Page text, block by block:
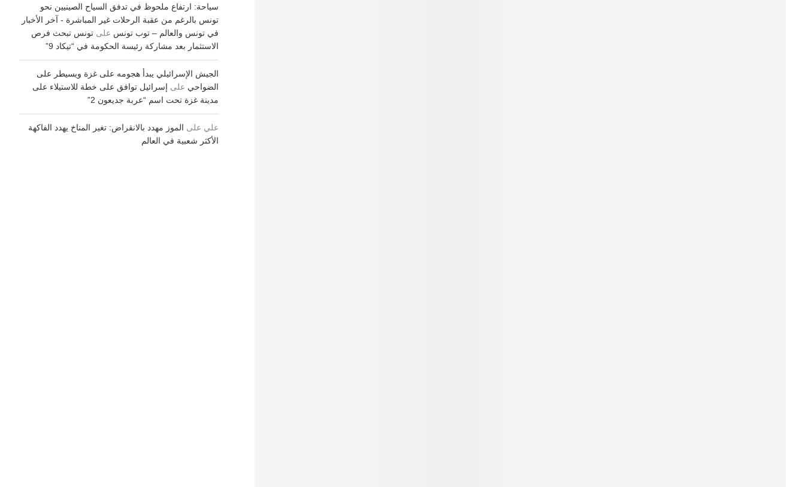
سياحة: ارتفاع ملحوظ في تدفق السياح الصينيين نحو
تونس بالرغم من عقبة الرحلات غير المباشرة - آخر الأخبار
في تونس والعالم – توب تونس علىتونس تبحث فرص
الاستثمار بعد مشاركة رئيسة الحكومة في “تيكاد 9”
الجيش الإسرائيلي يبدأ هجومه على غزة ويسيطر على
الضواحي على إسرائيل توافق على خطة للاستيلاء على
مدينة غزة تحت اسم “عربة جديعون 2”
علي على الموز مهدد بالانقراض: تغير المناخ يهدد الفاكهة
الأكثر شعبية في العالم